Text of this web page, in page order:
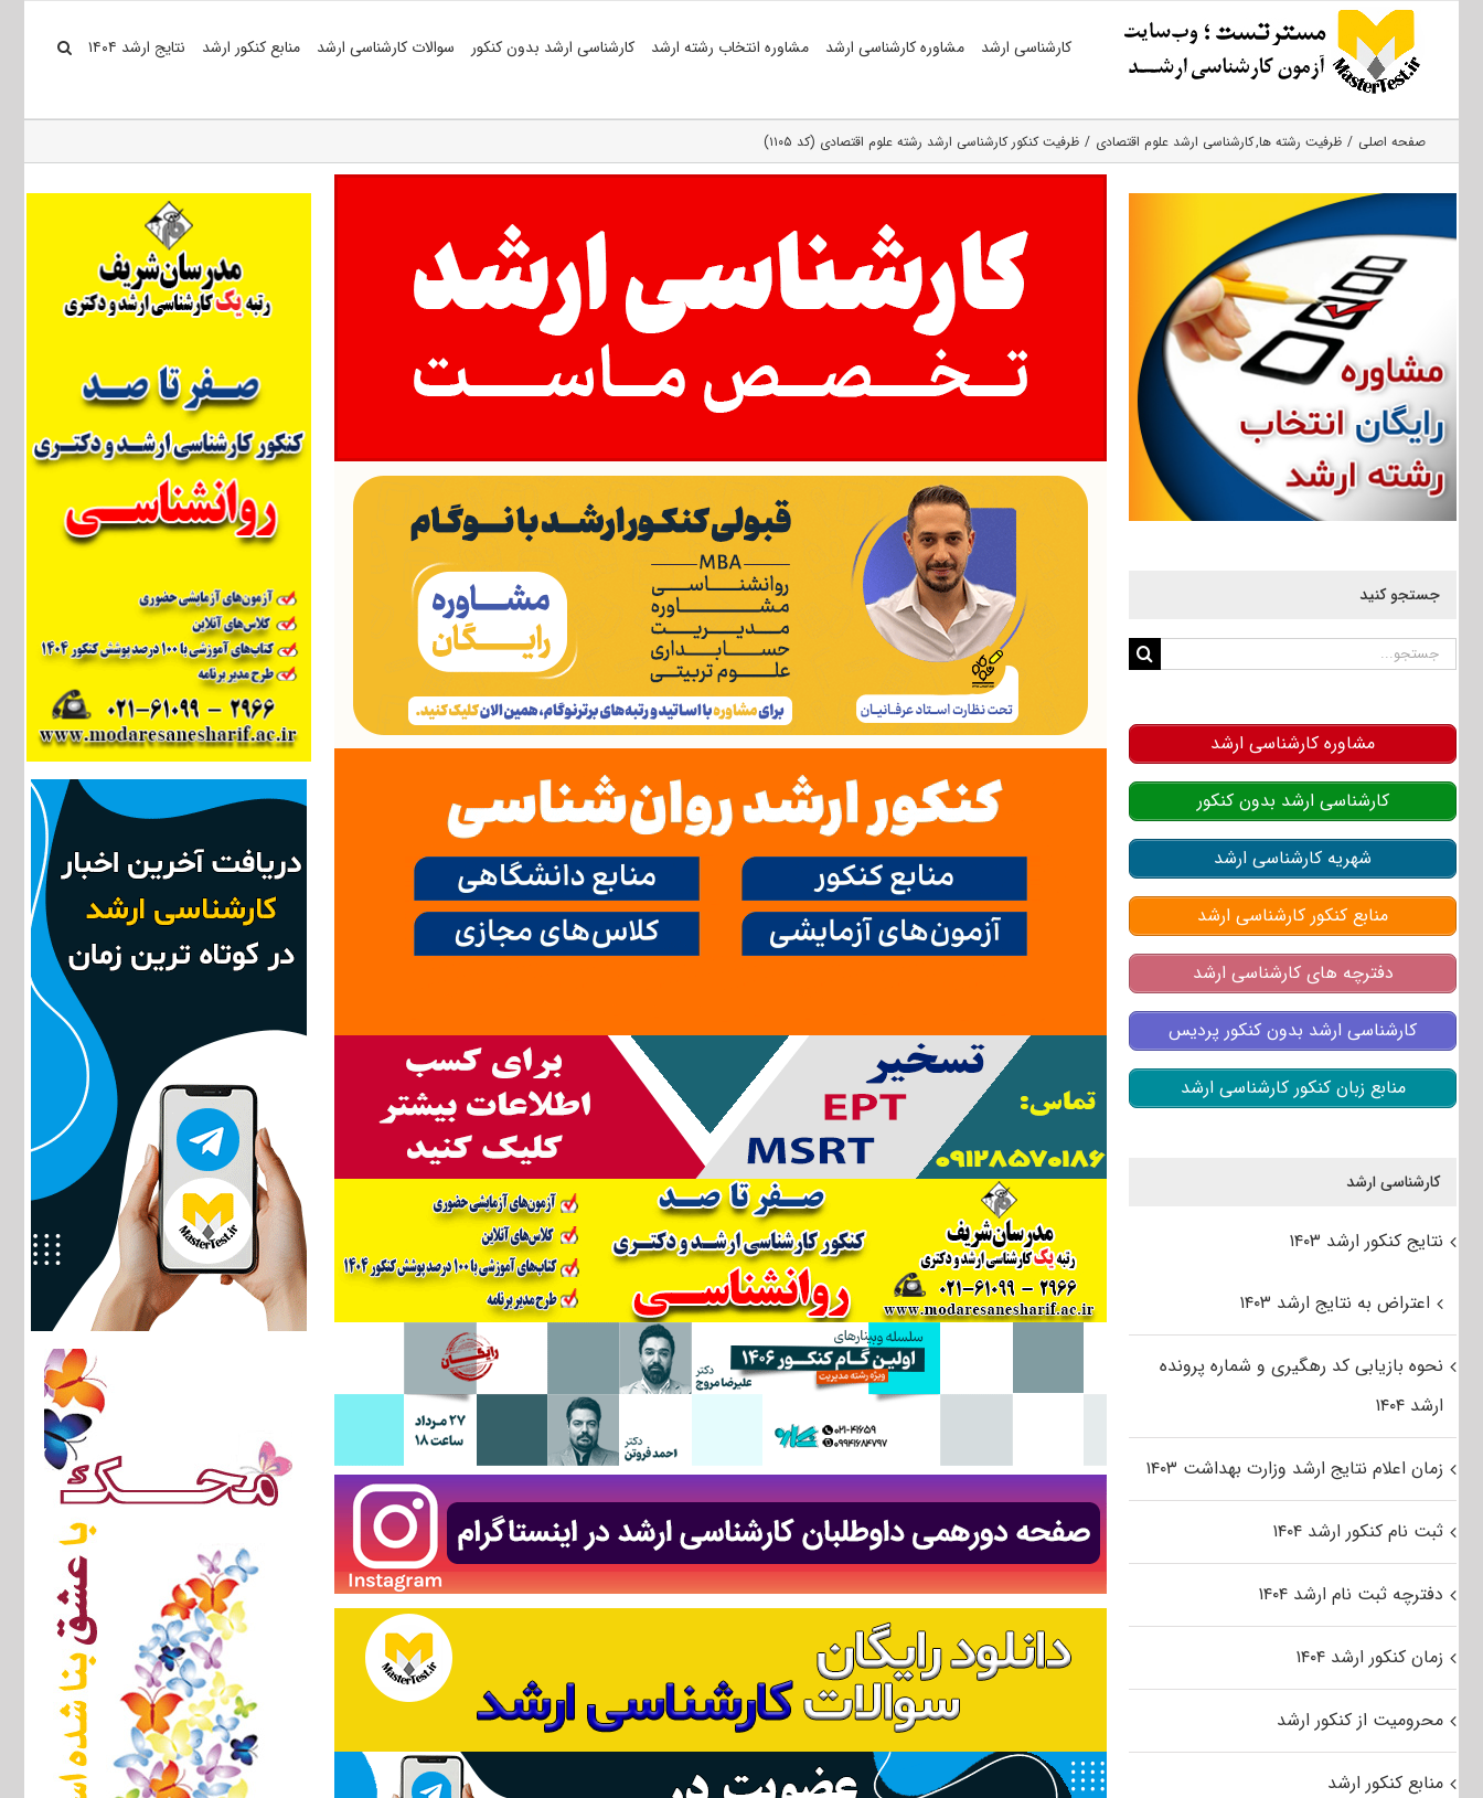
کارشناسی ارشد مشاوره کارشناسی ارشد مشاوره انتخاب رشته ارشد کارشناسی ارشد بدون کنکور سوالات کارشناسی ارشد منابع کنکور ارشد نتایج ارشد ۱۴۰۴
صفحه اصلی ظرفیت رشته ها کارشناسی ارشد علوم اقتصادی ظرفیت کنکور کارشناسی ارشد رشته علوم اقتصادی (کد ۱۱۰۵)
جستجو کنید
جستجو
مشاوره کارشناسی ارشد
کارشناسی ارشد بدون کنکور
شهریه کارشناسی ارشد
منابع کنکور کارشناسی ارشد
دفترچه های کارشناسی ارشد
کارشناسی ارشد بدون کنکور پردیس
منابع زبان کنکور کارشناسی ارشد
کارشناسی ارشد
نتایج کنکور ارشد ۱۴۰۳
اعتراض به نتایج ارشد ۱۴۰۳
نحوه بازیابی کد رهگیری و شماره پرونده
ارشد ۱۴۰۴
زمان اعلام نتایج ارشد وزارت بهداشت ۱۴۰۳
ثبت نام کنکور ارشد ۱۴۰۴
دفترچه ثبت نام ارشد ۱۴۰۴
زمان کنکور ارشد ۱۴۰۴
محرومیت از کنکور ارشد
منابع کنکور ارشد